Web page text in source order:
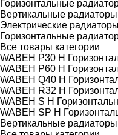
Горизонтальные
Вертикальные
Электрические
Горизонтальные
Все товары категории
WABEH P30 H
WABEH P60 H
WABEH Q40 H
WABEH R32 H
WABEH S H
WABEH SP H
Вертикальные